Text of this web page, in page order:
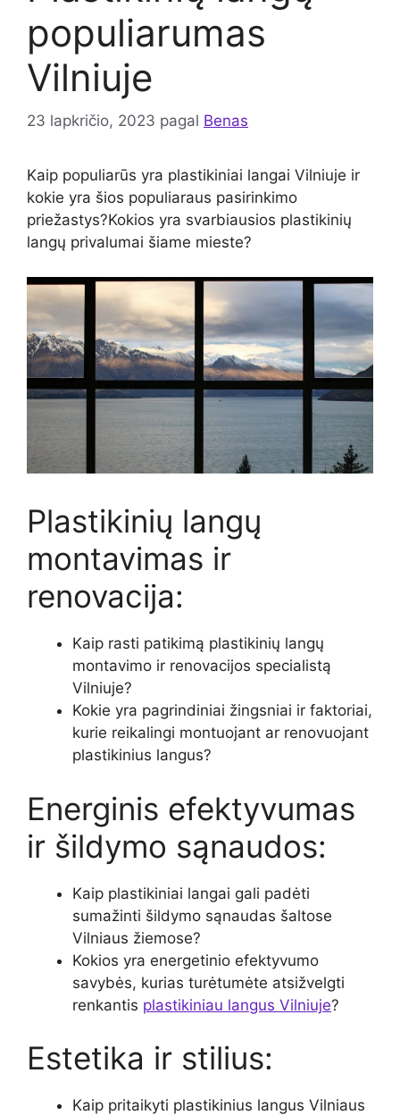
populiarumas
Vilniuje
23 lapkričio, 2023 pagal Benas
Kaip populiarūs yra plastikiniai langai Vilniuje ir
kokie yra šios populiaraus pasirinkimo
priežastys?Kokios yra svarbiausios plastikinių
langų privalumai šiame mieste?
Plastikinių langų
montavimas ir
renovacija:
Kaip rasti patikimą plastikinių langų
montavimo ir renovacijos specialistą
Vilniuje?
Kokie yra pagrindiniai žingsniai ir faktoriai,
kurie reikalingi montuojant ar renovuojant
plastikinius langus?
Energinis efektyvumas
ir šildymo sąnaudos:
Kaip plastikiniai langai gali padėti
sumažinti šildymo sąnaudas šaltose
Vilniaus žiemose?
Kokios yra energetinio efektyvumo
savybės, kurias turėtumėte atsižvelgti
renkantis plastikiniau langus Vilniuje?
Estetika ir stilius:
Kaip pritaikyti plastikinius langus Vilniaus